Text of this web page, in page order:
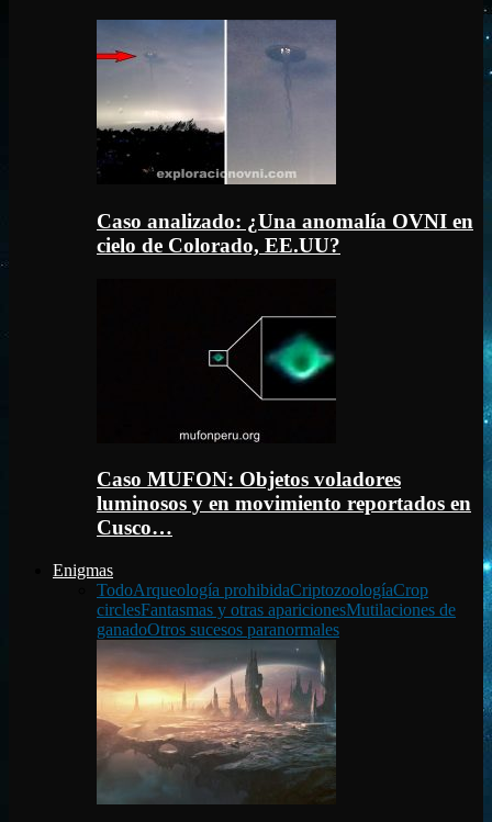
Caso analizado: ¿Una anomalía OVNI en
cielo de Colorado, EE.UU?
Caso MUFON: Objetos voladores
luminosos y en movimiento reportados en
Cusco…
Enigmas
TodoArqueología prohibidaCriptozoologíaCrop
circlesFantasmas y otras aparicionesMutilaciones de
ganadoOtros sucesos paranormales